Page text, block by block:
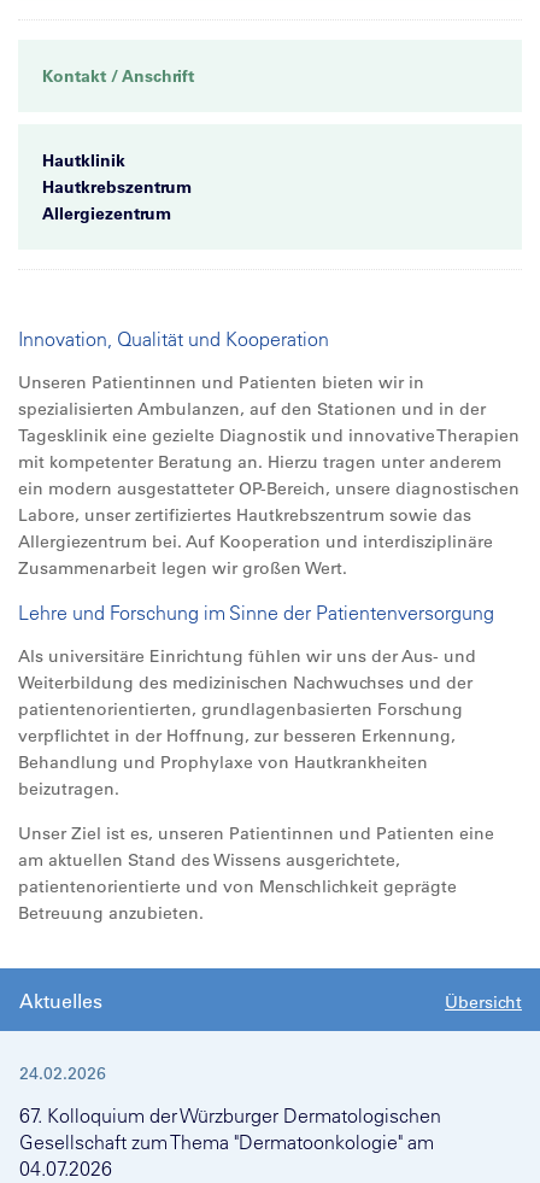
Kontakt / Anschrift
Hautklinik
Hautkrebszentrum
Allergiezentrum
Innovation, Qualität und Kooperation
Unseren Patientinnen und Patienten bieten wir in
spezialisierten Ambulanzen, auf den Stationen und in der
Tagesklinik eine gezielte Diagnostik und innovative Therapien
mit kompetenter Beratung an. Hierzu tragen unter anderem
ein modern ausgestatteter OP-Bereich, unsere diagnostischen
Labore, unser zertifiziertes Hautkrebszentrum sowie das
Allergiezentrum bei. Auf Kooperation und interdisziplinäre
Zusammenarbeit legen wir großen Wert.
Lehre und Forschung im Sinne der Patientenversorgung
Als universitäre Einrichtung fühlen wir uns der Aus- und
Weiterbildung des medizinischen Nachwuchses und der
patientenorientierten, grundlagenbasierten Forschung
verpflichtet in der Hoffnung, zur besseren Erkennung,
Behandlung und Prophylaxe von Hautkrankheiten
beizutragen.
Unser Ziel ist es, unseren Patientinnen und Patienten eine
am aktuellen Stand des Wissens ausgerichtete,
patientenorientierte und von Menschlichkeit geprägte
Betreuung anzubieten.
Aktuelles Übersicht
24.02.2026
67. Kolloquium der Würzburger Dermatologischen
Gesellschaft zum Thema "Dermatoonkologie" am
04.07.2026